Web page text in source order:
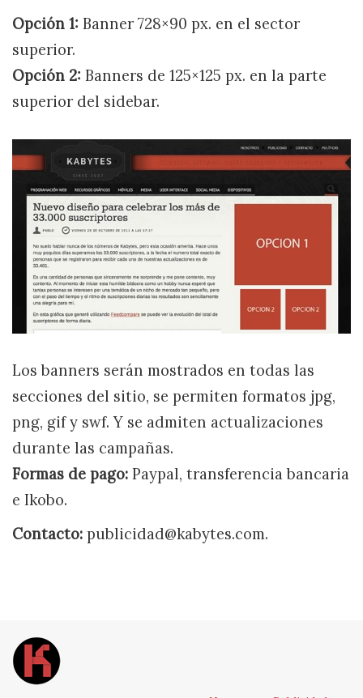
Opción 1: Banner 728×90 px. en el sector
superior.
Opción 2: Banners de 125×125 px. en la parte
superior del sidebar.
Los banners serán mostrados en todas las
secciones del sitio, se permiten formatos jpg,
png, gif y swf. Y se admiten actualizaciones
durante las campañas.
Formas de pago: Paypal, transferencia bancaria
e Ikobo.
Contacto: publicidad@kabytes.com.